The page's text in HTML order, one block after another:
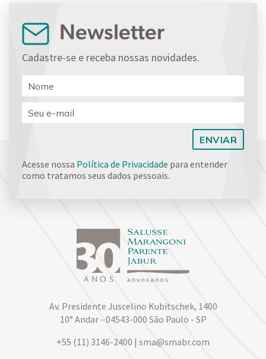
Newsletter
Cadastre-se e receba nossas novidades.
Acesse nossa Política de Privacidade para entender
como tratamos seus dados pessoais.
Av. Presidente Juscelino Kubitschek, 1400
10° Andar - 04543-000 São Paulo - SP
+55 (11) 3146-2400 | sma@smabr.com